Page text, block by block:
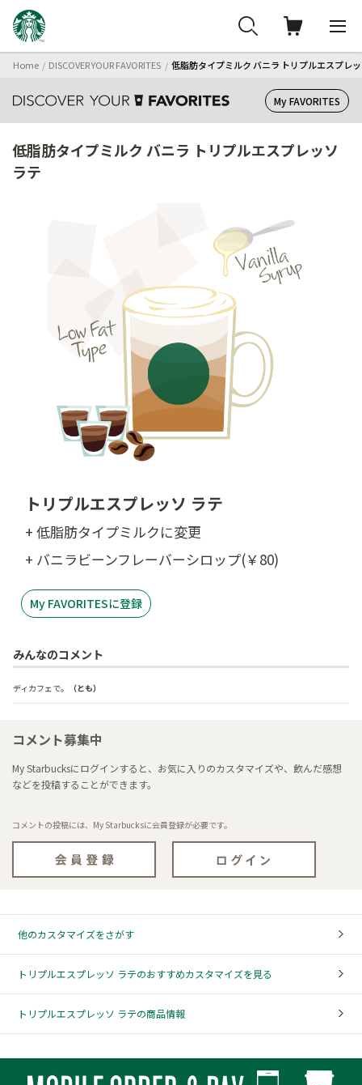
Home DISCOVER YOUR FAVORITES 低脂肪タイプミルク バニラ トリプルエスプレ
My FAVORITES
低脂肪タイプミルク バニラ トリプルエスプレッソ
ラテ
トリプルエスプレッソ ラテ
+ 低脂肪タイプミルクに変更
+ バニラビーンフレーバーシロップ(￥80)
My FAVORITESに登録
みんなのコメント
ディカフェで。 （とも）
コメント募集中
My Starbucksにログインすると、お気に入りのカスタマイズや、飲んだ感想
などを投稿することができます。
コメントの投稿には、My Starbucksに会員登録が必要です。
他のカスタマイズをさがす
トリプルエスプレッソ ラテのおすすめカスタマイズを見る
トリプルエスプレッソ ラテの商品情報